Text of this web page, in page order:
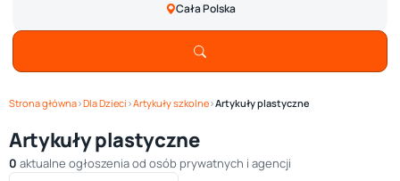
Cała Polska
Strona główna›Dla Dzieci ›Artykuły szkolne›Artykuły plastyczne
Artykuły plastyczne
0 aktualne ogłoszenia od osób prywatnych i agencji